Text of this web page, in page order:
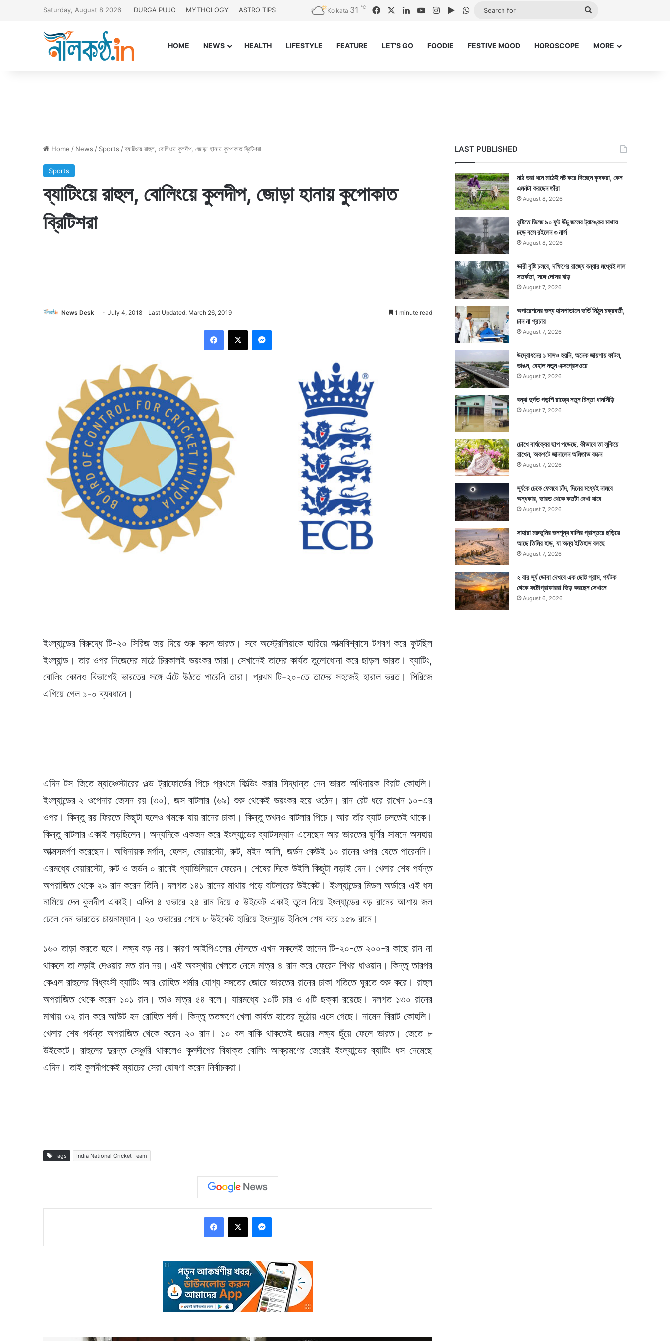
Saturday, August 8 2026 DURGA PUJO MYTHOLOGY ASTRO TIPS Kolkata 31 ℃ FacebookLinkedInYouTubeInstagram
Google Play
WhatsApp
HOME NEWS HEALTH LIFESTYLE FEATURE LET’S GO FOODIE FESTIVE MOOD HOROSCOPE MORE
Home / News / Sports /ব্যাটিংয়ে রাহুল, বোলিংয়ে কুলদীপ, জোড়া হানায় কুপোকাত ব্রিটিশরা
Sports
ব্যাটিংয়ে রাহুল, বোলিংয়ে কুলদীপ, জোড়া হানায় কুপোকাত
ব্রিটিশরা
News Desk July 4, 2018 Last Updated: March 26, 2019 1 minute read
ইংল্যান্ডের বিরুদ্ধে টি-২০ সিরিজ জয় দিয়ে শুরু করল ভারত। সবে অস্ট্রেলিয়াকে হারিয়ে আত্মবিশ্বাসে টগবগ করে ফুটছিল
ইংল্যান্ড। তার ওপর নিজেদের মাঠে চিরকালই ভয়ংকর তারা। সেখানেই তাদের কার্যত তুলোধোনা করে ছাড়ল ভারত। ব্যাটিং,
বোলিং কোনও বিভাগেই ভারতের সঙ্গে এঁটে উঠতে পারেনি তারা। প্রথম টি-২০-তে তাদের সহজেই হারাল ভরত। সিরিজে
এগিয়ে গেল ১-০ ব্যবধানে।
এদিন টস জিতে ম্যাঞ্চেস্টারের ওল্ড ট্রাফোর্ডের পিচে প্রথমে ফিল্ডিং করার সিদ্ধান্ত নেন ভারত অধিনায়ক বিরাট কোহলি।
ইংল্যান্ডের ২ ওপেনার জেসন রয় (৩০), জস বাটলার (৬৯) শুরু থেকেই ভয়ংকর হয়ে ওঠেন। রান রেট ধরে রাখেন ১০-এর
ওপর। কিন্তু রয় ফিরতে কিছুটা হলেও থমকে যায় রানের চাকা। কিন্তু তখনও বাটলার পিচে। আর তাঁর ব্যাট চলতেই থাকে।
কিন্তু বাটলার একাই লড়ছিলেন। অন্যদিকে একজন করে ইংল্যান্ডের ব্যাটসম্যান এসেছেন আর ভারতের ঘূর্ণির সামনে অসহায়
আত্মসমর্পণ করেছেন। অধিনায়ক মর্গান, হেলস, বেয়ারস্টো, রুট, মইন আলি, জর্ডন কেউই ১০ রানের ওপর যেতে পারেননি।
এরমধ্যে বেয়ারস্টো, রুট ও জর্ডন ০ রানেই প্যাভিলিয়নে ফেরেন। শেষের দিকে উইলি কিছুটা লড়াই দেন। খেলার শেষ পর্যন্ত
অপরাজিত থেকে ২৯ রান করেন তিনি। দলগত ১৪১ রানের মাথায় পড়ে বাটলারের উইকেট। ইংল্যান্ডের মিডল অর্ডারে এই ধস
নামিয়ে দেন কুলদীপ একাই। এদিন ৪ ওভারে ২৪ রান দিয়ে ৫ উইকেট একাই তুলে নিয়ে ইংল্যান্ডের বড় রানের আশায় জল
ঢেলে দেন ভারতের চায়নাম্যান। ২০ ওভারের শেষে ৮ উইকেট হারিয়ে ইংল্যান্ড ইনিংস শেষ করে ১৫৯ রানে।
১৬০ তাড়া করতে হবে। লক্ষ্য বড় নয়। কারণ আইপিএলের দৌলতে এখন সকলেই জানেন টি-২০-তে ২০০-র কাছে রান না
থাকলে তা লড়াই দেওয়ার মত রান নয়। এই অবস্থায় খেলতে নেমে মাত্র ৪ রান করে ফেরেন শিখর ধাওয়ান। কিন্তু তারপর
কেএল রাহুলের বিধ্বংসী ব্যাটিং আর রোহিত শর্মার যোগ্য সঙ্গতের জোরে ভারতের রানের চাকা গতিতে ঘুরতে শুরু করে। রাহুল
অপরাজিত থেকে করেন ১০১ রান। তাও মাত্র ৫৪ বলে। যারমধ্যে ১০টি চার ও ৫টি ছক্কা রয়েছে। দলগত ১৩০ রানের
মাথায় ৩২ রান করে আউট হন রোহিত শর্মা। কিন্তু ততক্ষণে খেলা কার্যত হাতের মুঠোয় এসে গেছে। নামেন বিরাট কোহলি।
খেলার শেষ পর্যন্ত অপরাজিত থেকে করেন ২০ রান। ১০ বল বাকি থাকতেই জয়ের লক্ষ্য ছুঁয়ে ফেলে ভারত। জেতে ৮
উইকেটে। রাহুলের দুরন্ত সেঞ্চুরি থাকলেও কুলদীপের বিষাক্ত বোলিং আক্রমণের জেরেই ইংল্যান্ডের ব্যাটিং ধস নেমেছে
এদিন। তাই কুলদীপকেই ম্যাচের সেরা ঘোষণা করেন নির্বাচকরা।
Tags India National Cricket Team
LAST PUBLISHED
মাঠ ভরা ধনে মাঠেই নষ্ট করে দিচ্ছেন কৃষকরা, কেন
এমনটা করছেন তাঁরা
August 8, 2026
বৃষ্টিতে ভিজে ৯০ ফুট উঁচু জলের ট্যাঙ্কের মাথায়
চড়ে বসে রইলেন ৩ নার্স
August 8, 2026
ভারী বৃষ্টি চলবে, দক্ষিণের রাজ্যে বন্যার মধ্যেই লাল
সতর্কতা, সঙ্গে দোসর ঝড়
August 7, 2026
অপারেশনের জন্য হাসপাতালে ভর্তি মিঠুন চক্রবর্তী,
চান না প্রচার
August 7, 2026
উদ্বোধনের ১ মাসও হয়নি, অনেক জায়গায় ফাটল,
ভাঙন, বেহাল নতুন এক্সপ্রেসওয়ে
August 7, 2026
বন্যা দুর্গত পড়শি রাজ্যে নতুন চিন্তা ধানসিঁড়ি
August 7, 2026
চোখে বার্ধক্যের ছাপ পড়েছে, কীভাবে তা লুকিয়ে
রাখেন, অকপটে জানালেন অমিতাভ বচ্চন
August 7, 2026
সূর্যকে ঢেকে ফেলবে চাঁদ, দিনের মধ্যেই নামবে
অন্ধকার, ভারত থেকে কতটা দেখা যাবে
August 7, 2026
সাহারা মরুভূমির জনশূন্য বালির প্রান্তরে ছড়িয়ে
আছে তিমির হাড়, যা অন্য ইতিহাস বলছে
August 7, 2026
২ বার সূর্য ডোবা দেখবে এক ছোট্ট গ্রাম, পর্যটক
থেকে ফটোগ্রাফাররা ভিড় করছেন সেখানে
August 6, 2026